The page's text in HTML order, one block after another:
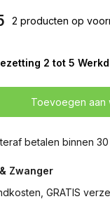
2 producten op
2 tot 5
Toevoegen aan
betalen binnen
Zwanger
GRATIS